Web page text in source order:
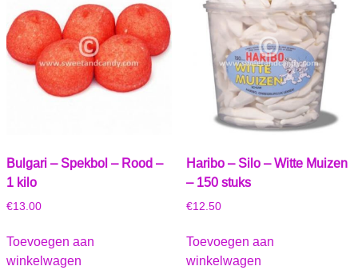
Bulgari – Spekbol – Rood –
1 kilo
€13.00
Toevoegen aan
winkelwagen
Haribo – Silo – Witte Muizen
– 150 stuks
€12.50
Toevoegen aan
winkelwagen